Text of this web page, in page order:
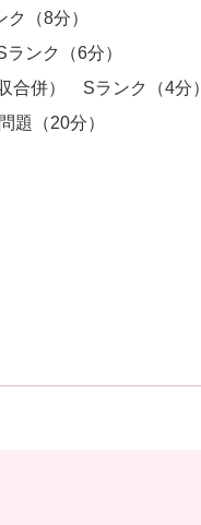
（8分）
ンク（6分）
合併） Sランク（4分）
題（20分）